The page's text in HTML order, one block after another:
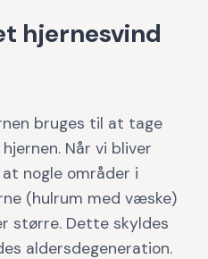
hjernesvind
bruges til at tage
Når vi bliver
nogle områder i
(hulrum med væske)
større. Dette skyldes
aldersdegeneration.